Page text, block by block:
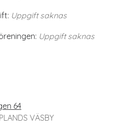
Uppgift saknas
Uppgift saknas
64
VÄSBY